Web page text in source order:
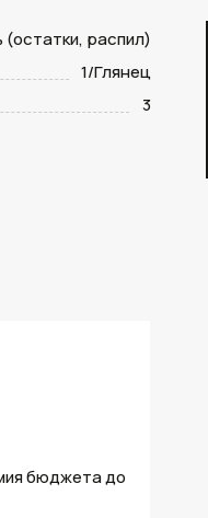
распил)
1/Глянец
3
бюджета до